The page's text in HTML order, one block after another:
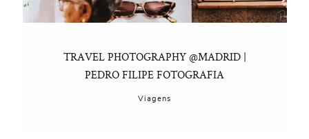
TRAVEL PHOTOGRAPHY @MADRID |
PEDRO FILIPE FOTOGRAFIA
Viagens